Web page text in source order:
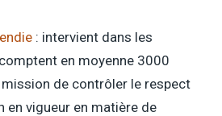
: intervient dans les
en moyenne 3000
de contrôler le respect
en vigueur en matière de